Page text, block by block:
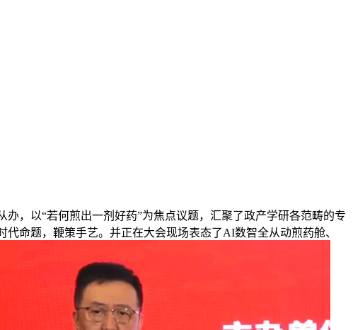
，以“若何煎出一剂好药”为焦点议题，汇聚了政产学研各范畴的专
命题，鞭策手艺。并正在大会现场表态了AI数智全从动煎药舱、